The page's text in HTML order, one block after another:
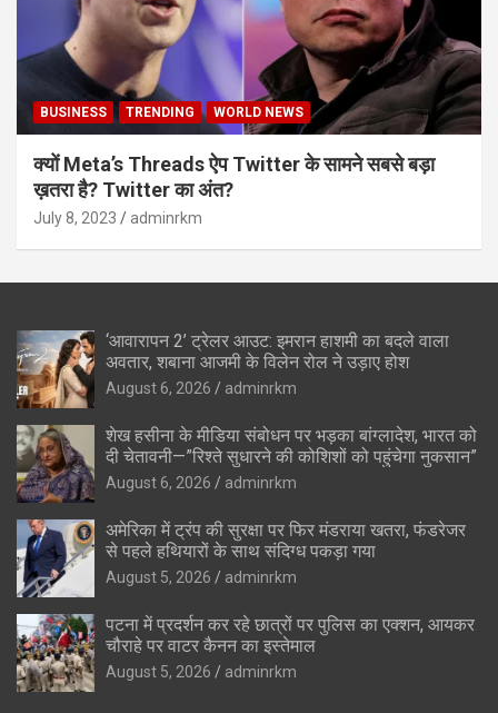
BUSINESS TRENDING WORLD NEWS
क्यों Meta’s Threads ऐप Twitter के सामने सबसे बड़ा
ख़तरा है? Twitter का अंत?
July 8, 2023 adminrkm
‘आवारापन 2’ ट्रेलर आउट: इमरान हाशमी का बदले वाला
अवतार, शबाना आजमी के विलेन रोल ने उड़ाए होश
August 6, 2026 adminrkm
शेख हसीना के मीडिया संबोधन पर भड़का बांग्लादेश, भारत को
दी चेतावनी—”रिश्ते सुधारने की कोशिशों को पहुंचेगा नुकसान”
August 6, 2026 adminrkm
अमेरिका में ट्रंप की सुरक्षा पर फिर मंडराया खतरा, फंडरेजर
से पहले हथियारों के साथ संदिग्ध पकड़ा गया
August 5, 2026 adminrkm
पटना में प्रदर्शन कर रहे छात्रों पर पुलिस का एक्शन, आयकर
चौराहे पर वाटर कैनन का इस्तेमाल
August 5, 2026 adminrkm